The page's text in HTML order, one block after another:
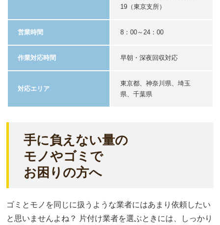
19（東京支所）
営業時間 8：00～24：00
作業対応時間 早朝・深夜回収対応
対応エリア
東京都、神奈川県、埼玉
県、千葉県
手に負えない量の
モノやゴミで
お困りの方へ
ゴミとモノを同じに扱うような業者にはあまり依頼したい
と思いませんよね？ 片付け業者を選ぶときには、しっかり